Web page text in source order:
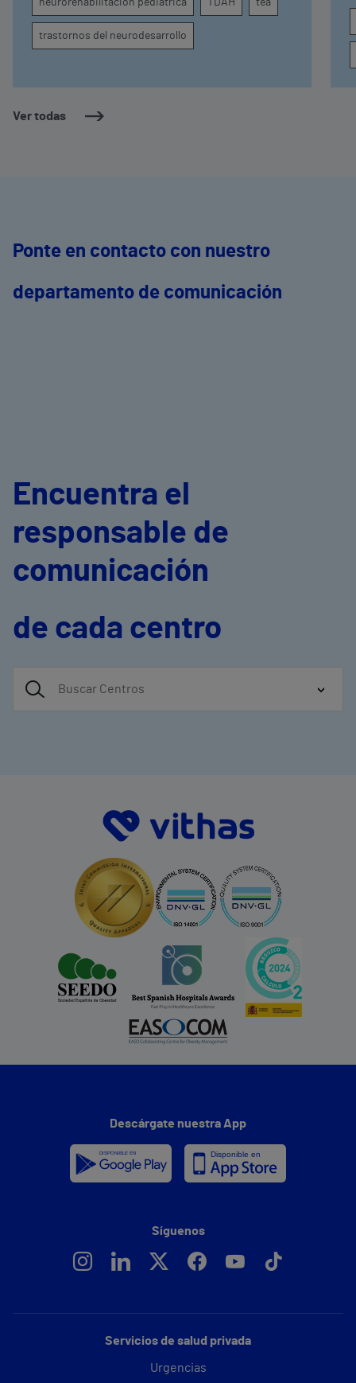
Ver todas
conducta
neurorehabilitación pediátrica TDAH tea
trastornos del neurodesarrollo
Ponte en contacto con nuestro
departamento de comunicación
Encuentra el
responsable de
comunicación
de cada centro
Servicios de salud privada
Urgencias
Descárgate nuestra App
Síguenos